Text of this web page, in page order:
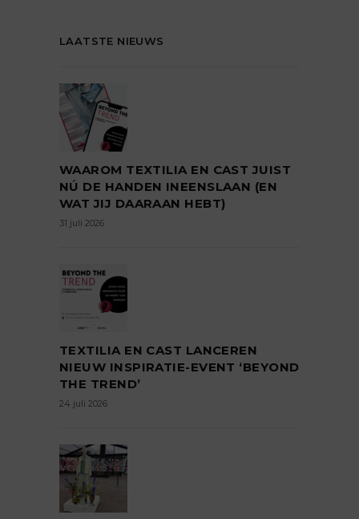
LAATSTE NIEUWS
WAAROM TEXTILIA EN CAST JUIST
NÚ DE HANDEN INEENSLAAN (EN
WAT JIJ DAARAAN HEBT)
31 juli 2026
TEXTILIA EN CAST LANCEREN
NIEUW INSPIRATIE-EVENT ‘BEYOND
THE TREND’
24 juli 2026